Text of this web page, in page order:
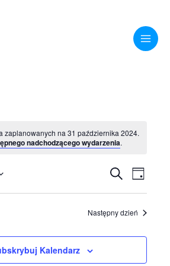
zaplanowanych na 31 października 2024.
nadchodzącego wydarzenia.
Wydarzenia
wyszukiwaniu
i
SzukajDzień
Następny dzień
Kalendarz